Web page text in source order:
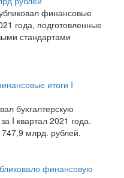
финансовые
года, подготовленные
стандартами
итоги I
бухгалтерскую
I квартал 2021 года.
млрд. рублей.
финансовую